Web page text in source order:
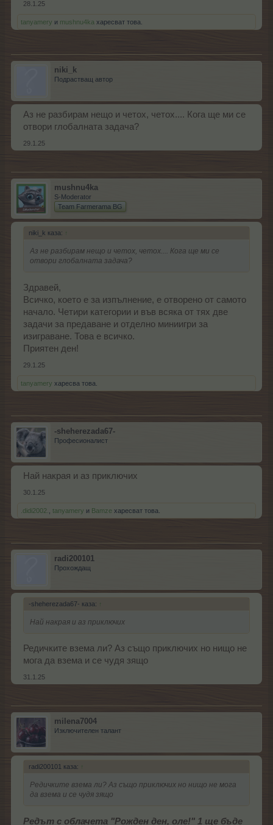
28.1.25
tanyamery и mushnu4ka харесват това.
niki_k
Подрастващ автор
Аз не разбирам нещо и четох, четох.... Кога ще ми се
отвори глобалната задача?
29.1.25
mushnu4ka
S-Moderator
Team Farmerama BG
niki_k каза: ↑
Аз не разбирам нещо и четох, четох.... Кога ще ми се
отвори глобалната задача?
Здравей,
Всичко, което е за изпълнение, е отворено от самото
начало. Четири категории и във всяка от тях две
задачи за предаване и отделно миниигри за
изиграване. Това е всичко.
Приятен ден!
29.1.25
tanyamery харесва това.
-sheherezada67-
Професионалист
Най накрая и аз приключих
30.1.25
.didi2002. tanyamery и Bamze харесват това.
radi200101
Прохождащ
-sheherezada67- каза: ↑
Най накрая и аз приключих
Редичките взема ли? Аз също приключих но нищо не
мога да взема и се чудя зящо
31.1.25
milena7004
Изключителен талант
radi200101 каза: ↑
Редичките взема ли? Аз също приключих но нищо не мога
да взема и се чудя зящо
Редът с облачета "Рожден ден, оле!" 1 ще бъде